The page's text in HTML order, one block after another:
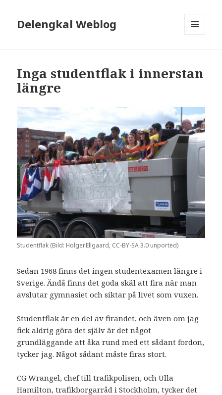
Delengkal Weblog
Inga studentflak i innerstan
längre
Studentflak (Bild: Holger.Ellgaard, CC-BY-SA 3.0 unported)
Sedan 1968 finns det ingen studentexamen längre i
Sverige. Ändå finns det goda skäl att fira när man
avslutar gymnasiet och siktar på livet som vuxen.
Studentflak är en del av firandet, och även om jag
fick aldrig göra det själv är det något
grundläggande att åka rund med ett sådant fordon,
tycker jag. Något sådant måste firas stort.
CG Wrangel, chef till trafikpolisen, och Ulla
Hamilton, trafikborgarråd i Stockholm, tycker det